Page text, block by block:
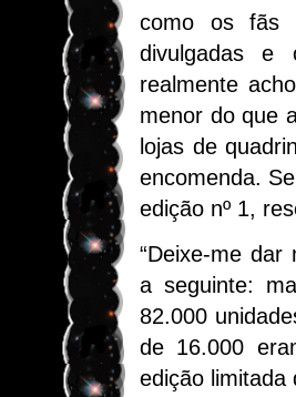
como os fãs
divulgadas
realmente
menor do que
lojas de
encomenda.
edição nº 1,
“Deixe-me
a seguinte:
82.000
de 16.000
edição limitada